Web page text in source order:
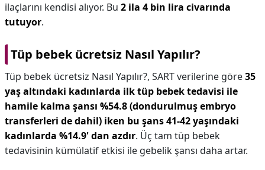
ilaçlarını kendisi alıyor. Bu 2 ila 4 bin lira civarında
tutuyor.
Tüp bebek ücretsiz Nasıl Yapılır?
Tüp bebek ücretsiz Nasıl Yapılır?, SART verilerine göre35
yaş altındaki kadınlarda ilk tüp bebek tedavisi ile
hamile kalma şansı %54.8 (dondurulmuş embryo
transferleri de dahil) iken bu şans 41-42 yaşındaki
kadınlarda %14.9' dan azdır. Üç tam tüp bebek
tedavisinin kümülatif etkisi ile gebelik şansı daha artar.